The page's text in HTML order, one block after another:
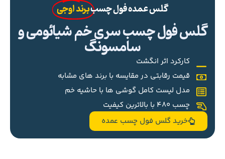
گلس عمده فول چسببرند اوجی
گلس فول چسب سری خم شیائومی و
سامسونگ
کارکرد اثر انگشت
قیمت رقابتی در مقایسه با برند های مشابه
مدل لیست کامل گوشی ها با حاشیه خم
چسب 480 با بالاترین کیفیت
خرید گلس فول چسب عمده